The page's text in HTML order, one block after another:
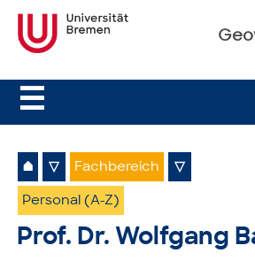
☰
⌂ ▽ Fachbereich ▽
Personal (A-Z)
Prof. Dr. Wolfgang